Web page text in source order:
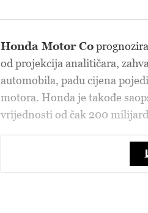
Honda Motor Co
od projekcija analitičara,
automobila, padu cijena
motora. Honda je takođe
vrijednosti od čak 200